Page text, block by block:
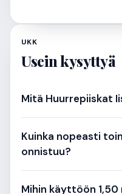
UKK
Usein kysyttyä
Mitä Huurrepiiskat
Kuinka nopeasti
onnistuu?
Mihin käyttöön